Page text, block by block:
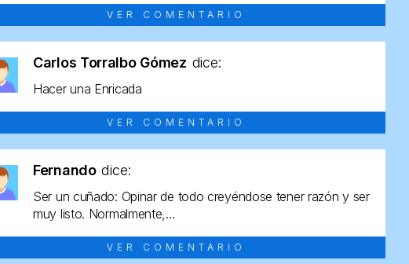
VER COMENTARIO
Carlos Torralbo Gómez dice:
Hacer una Enricada
VER COMENTARIO
Fernando dice:
Ser un cuñado: Opinar de todo creyéndose tener razón y ser
muy listo. Normalmente,...
VER COMENTARIO